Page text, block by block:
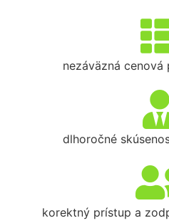
nezáväzná cenová
dlhoročné
korektný prístup a